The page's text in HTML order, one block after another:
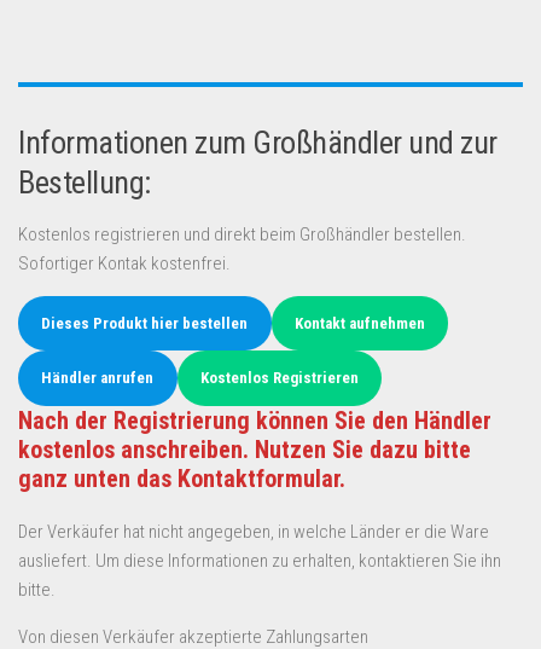
Informationen zum Großhändler und zur
Bestellung:
Kostenlos registrieren und direkt beim Großhändler bestellen.
Sofortiger Kontak kostenfrei.
Dieses Produkt hier bestellen Kontakt aufnehmen
Händler anrufen Kostenlos Registrieren
Nach der Registrierung können Sie den Händler
kostenlos anschreiben. Nutzen Sie dazu bitte
ganz unten das Kontaktformular.
Der Verkäufer hat nicht angegeben, in welche Länder er die Ware
ausliefert. Um diese Informationen zu erhalten, kontaktieren Sie ihn
bitte.
Von diesen Verkäufer akzeptierte Zahlungsarten